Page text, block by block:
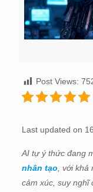
Post Views:
Last updated on
AI tự ý thức đang
nhân tạo, với khả
cảm xúc, suy nghĩ